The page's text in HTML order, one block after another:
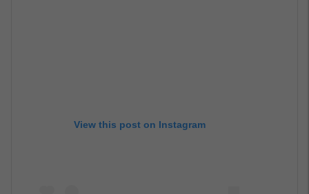
View this post on Instagram